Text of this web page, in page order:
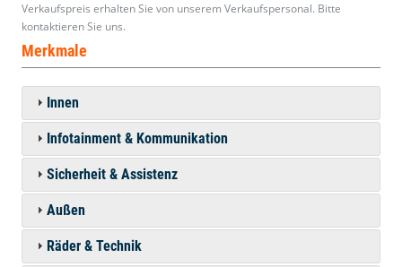
Verkaufspreis erhalten Sie von unserem Verkaufspersonal. Bitte
kontaktieren Sie uns.
Merkmale
Innen
Infotainment & Kommunikation
Sicherheit & Assistenz
Außen
Räder & Technik